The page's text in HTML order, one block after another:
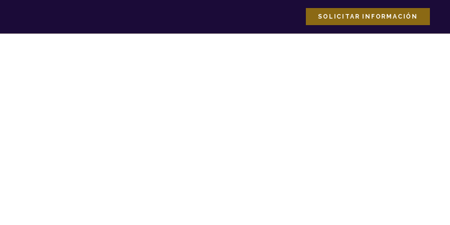
SOLICITAR INFORMACIÓN